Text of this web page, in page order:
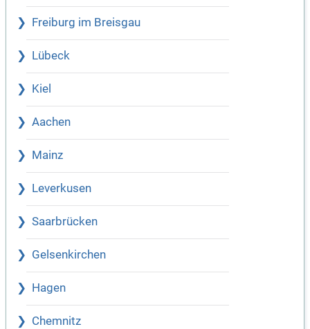
Freiburg im Breisgau
Lübeck
Kiel
Aachen
Mainz
Leverkusen
Saarbrücken
Gelsenkirchen
Hagen
Chemnitz